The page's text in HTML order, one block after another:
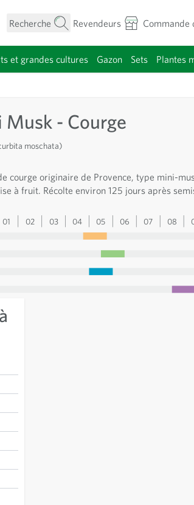
Recherche
Revendeurs Commande
et grandes cultures Gazon Sets Plantes
Musk - Courge
moschata)
courge originaire de Provence, type mini-
à fruit. Récolte environ 125 jours après
01 02 03 04 05 06 07 08